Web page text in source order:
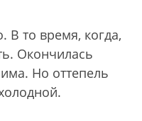
В то время, когда,
Окончилась
Но оттепель